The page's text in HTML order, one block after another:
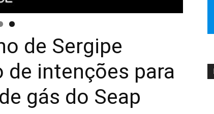
de Sergipe
intenções para
gás do Seap